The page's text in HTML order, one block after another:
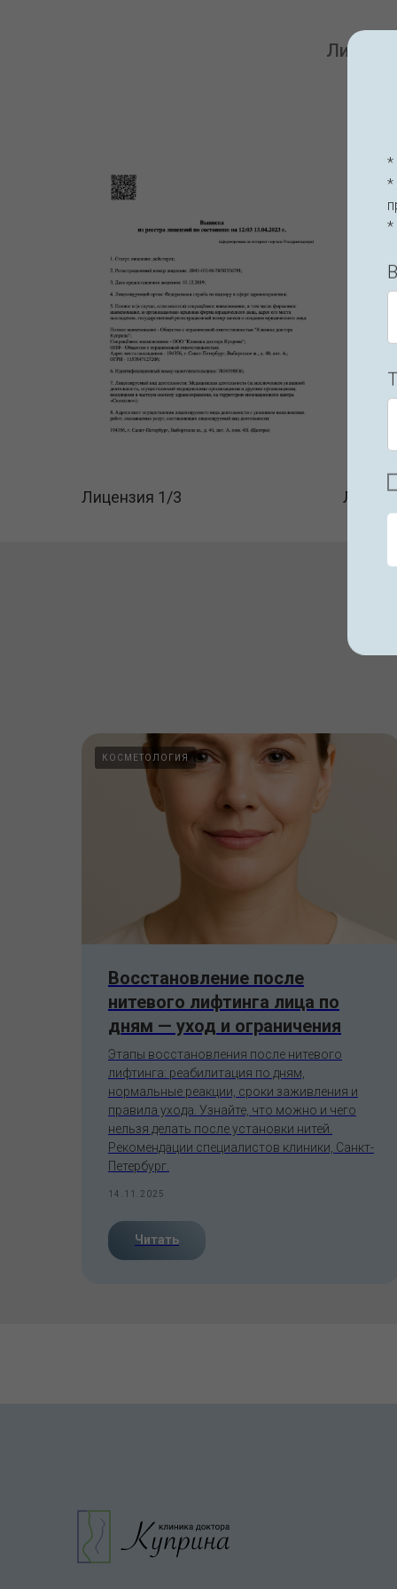
*
*
*
Лицензия 1/3
КОСМЕТОЛОГИЯ
Восстановление после
нитевого лифтинга лица по
дням — уход и ограничения
Этапы восстановления после нитевого
лифтинга: реабилитация по дням,
нормальные реакции, сроки заживления и
правила ухода. Узнайте, что можно и чего
нельзя делать после установки нитей.
Рекомендации специалистов клиники, Санкт-
Петербург.
14.11.2025
Читать